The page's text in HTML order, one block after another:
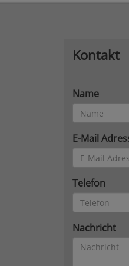
Kontakt
Name
E-Mail
Telefon
Nachricht